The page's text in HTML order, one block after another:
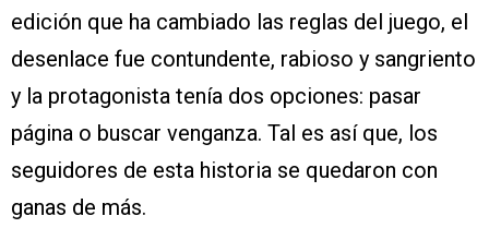
edición que ha cambiado las reglas del juego, el
desenlace fue contundente, rabioso y sangriento
y la protagonista tenía dos opciones: pasar
página o buscar venganza. Tal es así que, los
seguidores de esta historia se quedaron con
ganas de más.